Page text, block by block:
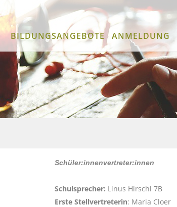
BILDUNGSANGEBOTE ANMELDUNG
Schüler:innenvertreter:innen
Schulsprecher: Linus Hirschl 7B
Erste Stellvertreterin: Maria Cloer